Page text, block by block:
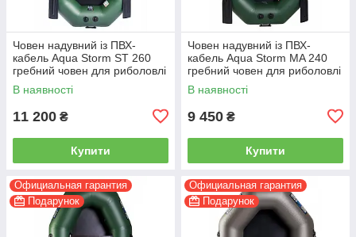
Човен надувний із ПВХ-
кабель Aqua Storm ST 260
гребний човен для риболовлі
2-місний
В наявності
11 200 ₴
Купити
Човен надувний із ПВХ-
кабель Aqua Storm MA 240
гребний човен для риболовлі
2-місний
В наявності
9 450 ₴
Купити
Официальная гарантия
Подарунок
Официальная гарантия
Подарунок